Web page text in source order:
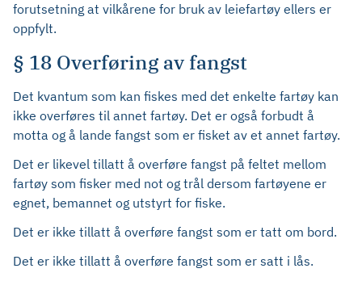
forutsetning at vilkårene for bruk av leiefartøy ellers er
oppfylt.
§ 18 Overføring av fangst
Det kvantum som kan fiskes med det enkelte fartøy kan
ikke overføres til annet fartøy. Det er også forbudt å
motta og å lande fangst som er fisket av et annet fartøy.
Det er likevel tillatt å overføre fangst på feltet mellom
fartøy som fisker med not og trål dersom fartøyene er
egnet, bemannet og utstyrt for fiske.
Det er ikke tillatt å overføre fangst som er tatt om bord.
Det er ikke tillatt å overføre fangst som er satt i lås.